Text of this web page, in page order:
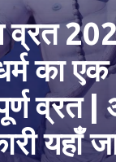
व्रत
का एक
व्रत
यहाँ